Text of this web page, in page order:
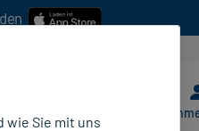
wie Sie mit uns